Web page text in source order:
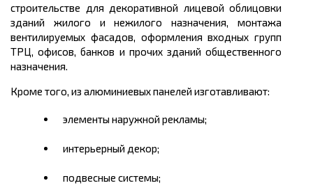
строительстве для декоративной лицевой облицовки
зданий жилого и нежилого назначения, монтажа
вентилируемых фасадов, оформления входных групп
ТРЦ, офисов, банков и прочих зданий общественного
назначения.
Кроме того, из алюминиевых панелей изготавливают:
элементы наружной рекламы;
интерьерный декор;
подвесные системы;